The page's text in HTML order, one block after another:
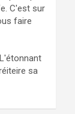
C'est sur
faire
L'étonnant
sa